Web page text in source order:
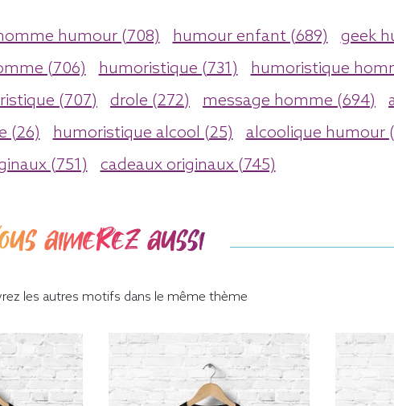
humour (708) humour enfant (689)
geek
(706) humoristique (731)
humoristique
(707) drole (272) message homme (694)
(26) humoristique alcool (25) alcoolique humour
(751)
cadeaux originaux (745)
aimerez aussi
les autres motifs dans le même thème